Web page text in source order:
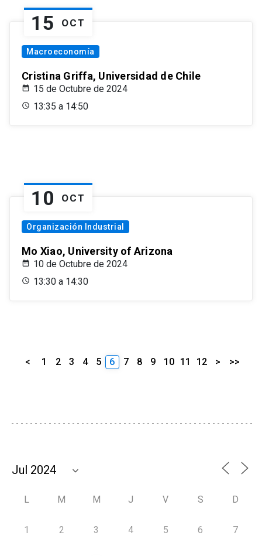
15 OCT
Macroeconomía
Cristina Griffa, Universidad de Chile
15 de Octubre de 2024
13:35 a 14:50
10 OCT
Organización Industrial
Mo Xiao, University of Arizona
10 de Octubre de 2024
13:30 a 14:30
< 1 2 3 4 5 6 7 8 9 10 11 12 > >>
L M M J V S D
1 2 3 4 5 6 7